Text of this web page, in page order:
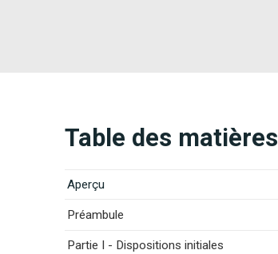
Table des matières
Aperçu
Préambule
Partie I - Dispositions initiales